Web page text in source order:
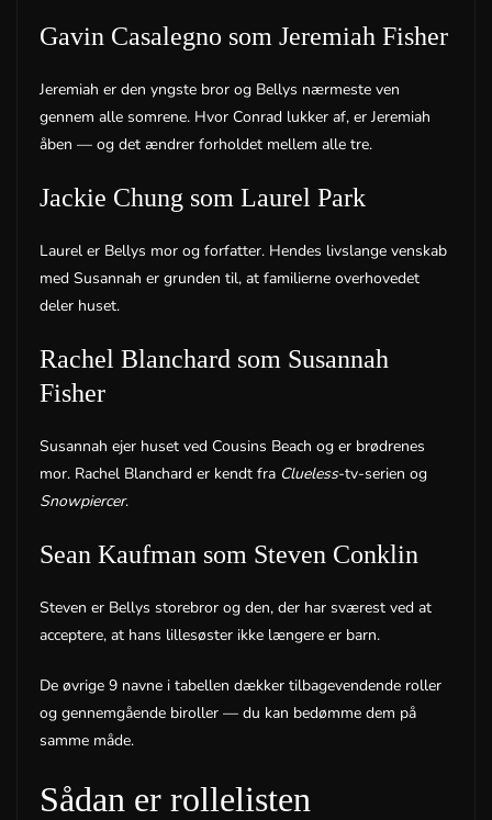
Gavin Casalegno som Jeremiah Fisher
Jeremiah er den yngste bror og Bellys nærmeste ven
gennem alle somrene. Hvor Conrad lukker af, er Jeremiah
åben — og det ændrer forholdet mellem alle tre.
Jackie Chung som Laurel Park
Laurel er Bellys mor og forfatter. Hendes livslange venskab
med Susannah er grunden til, at familierne overhovedet
deler huset.
Rachel Blanchard som Susannah
Fisher
Susannah ejer huset ved Cousins Beach og er brødrenes
mor. Rachel Blanchard er kendt fra Clueless-tv-serien og
Snowpiercer.
Sean Kaufman som Steven Conklin
Steven er Bellys storebror og den, der har sværest ved at
acceptere, at hans lillesøster ikke længere er barn.
De øvrige 9 navne i tabellen dækker tilbagevendende roller
og gennemgående biroller — du kan bedømme dem på
samme måde.
Sådan er rollelisten